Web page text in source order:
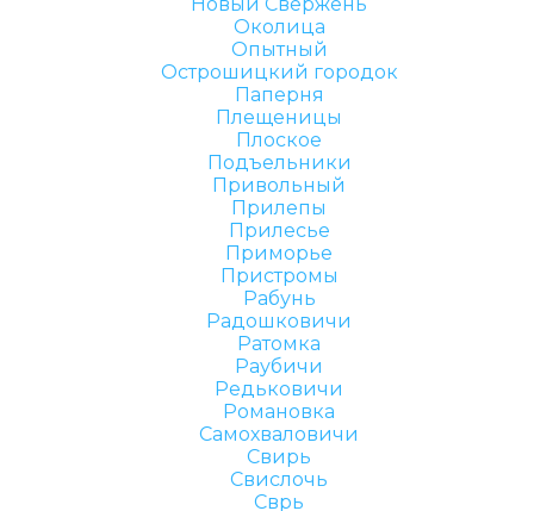
Околица
Опытный
Острошицкий городок
Паперня
Плещеницы
Плоское
Подъельники
Привольный
Прилепы
Прилесье
Приморье
Пристромы
Рабунь
Радошковичи
Ратомка
Раубичи
Редьковичи
Романовка
Самохваловичи
Свирь
Свислочь
Сврь